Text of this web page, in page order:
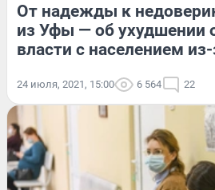
От надежды к
из Уфы — об ухудшении
власти с населением
24 июля, 2021, 15:00 6 564 22